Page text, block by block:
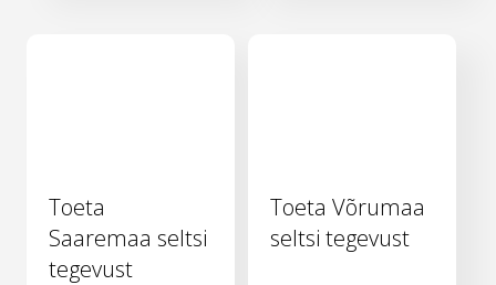
Toeta
Saaremaa seltsi
tegevust
Toeta Võrumaa
seltsi tegevust